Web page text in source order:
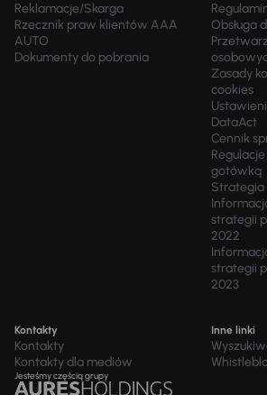
Reklamacje/Skarga
Rzecznik praw klientów AAA
AUTO
Dokumenty do pobrania
Obsługa
Zasady
cookies
DataAct
Cennik
gotówką
strategii
2022
strategii
2023
Kontakty
Kontakty
Kontakty dla mediów
Inne linki
Jesteśmy częścią grupy